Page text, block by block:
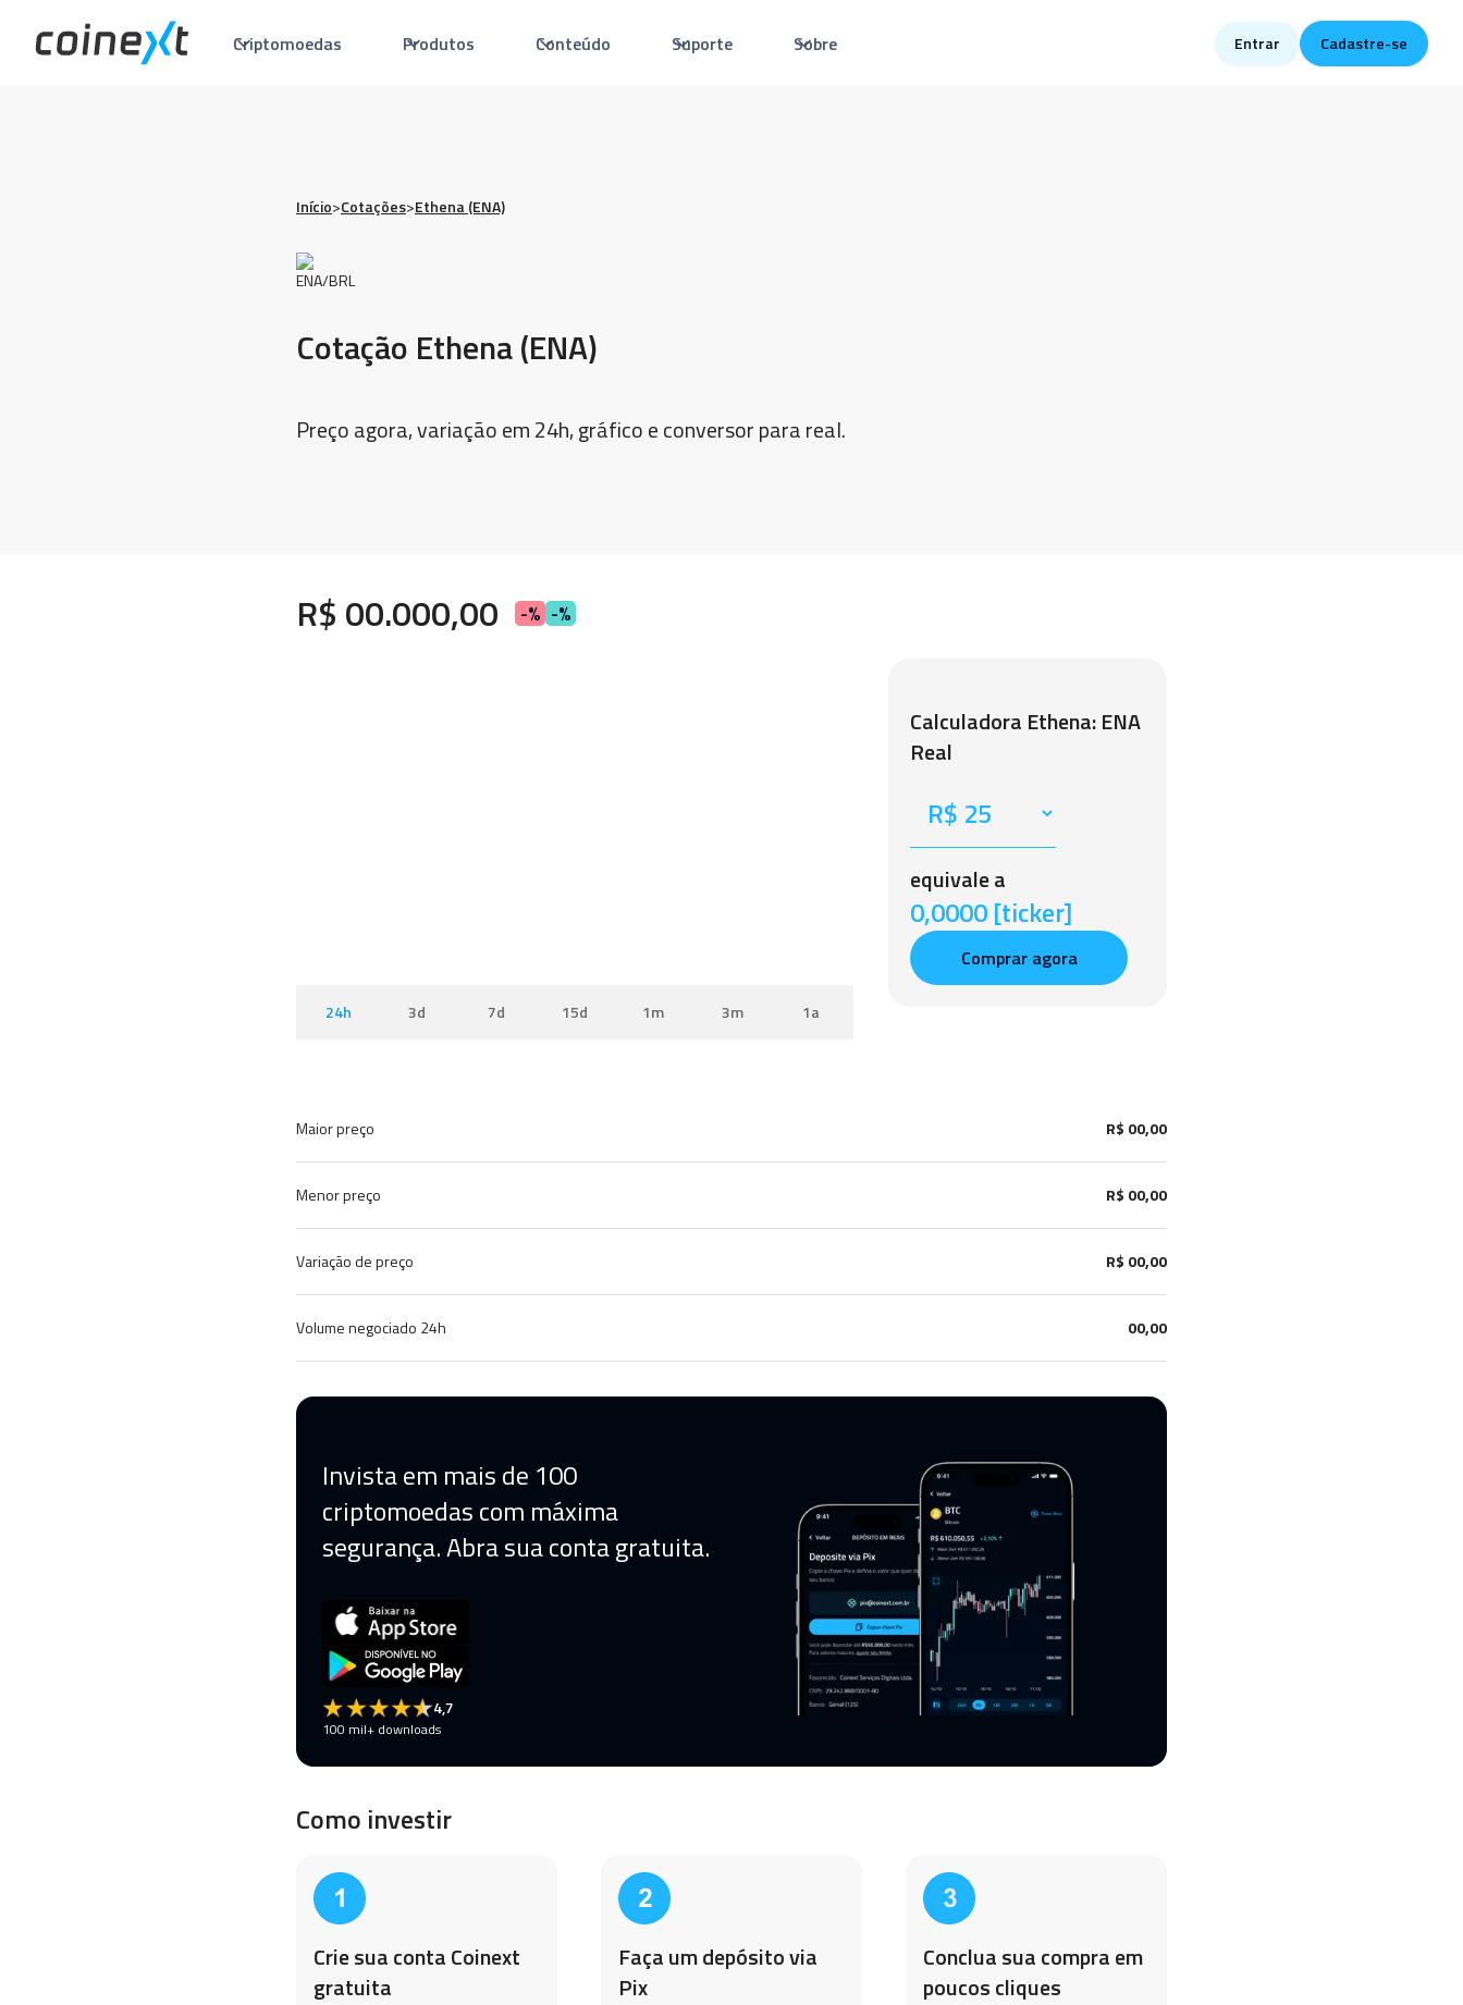
Criptomoedas Produtos Conteúdo Suporte Sobre Entrar Cadastre-se
Início>Cotações>Ethena (ENA)
Cotação Ethena (ENA)
Preço agora, variação em 24h, gráfico e conversor para real.
R$ 00.000,00 -% -%
24h 3d 7d 15d 1m 3m 1a
Calculadora Ethena: ENA
Real
equivale a
0,0000 [ticker]
Comprar agora
Maior preço R$ 00,00
Menor preço R$ 00,00
Variação de preço R$ 00,00
Volume negociado 24h 00,00
Invista em mais de 100
criptomoedas com máxima
segurança. Abra sua conta gratuita.
4,7
100 mil+ downloads
Como investir
Crie sua conta Coinext
gratuita
Faça um depósito via
Pix
Conclua sua compra em
poucos cliques